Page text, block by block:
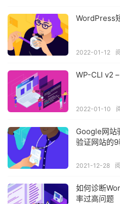
WordPress
2022-01-12
WP-CLI v2
2022-01-10
Google网站
验证网站的
2021-12-28
如何诊断
率过高问题